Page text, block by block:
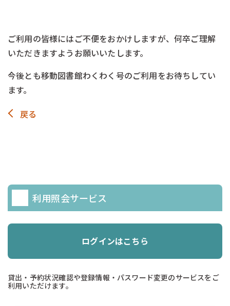
ご利用の皆様にはご不便をおかけしますが、何卒ご理解
いただきますようお願いいたします。
今後とも移動図書館わくわく号のご利用をお待ちしてい
ます。
戻る
利用照会サービス
ログインはこちら
貸出・予約状況確認や登録情報・パスワード変更のサービスをご
利用いただけます。